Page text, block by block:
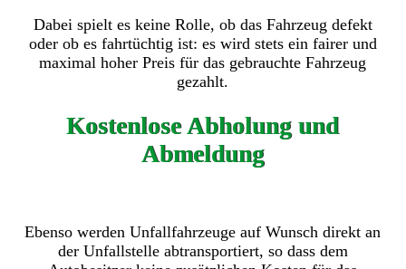
Dabei spielt es keine Rolle, ob das Fahrzeug defekt
oder ob es fahrtüchtig ist: es wird stets ein fairer und
maximal hoher Preis für das gebrauchte Fahrzeug
gezahlt.
Kostenlose Abholung und
Abmeldung
Ebenso werden Unfallfahrzeuge auf Wunsch direkt an
der Unfallstelle abtransportiert, so dass dem